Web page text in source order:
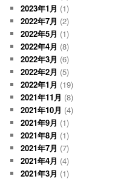
2023年1月 (1)
2022年7月 (2)
2022年5月 (1)
2022年4月 (8)
2022年3月 (6)
2022年2月 (5)
2022年1月 (19)
2021年11月 (8)
2021年10月 (4)
2021年9月 (1)
2021年8月 (1)
2021年7月 (7)
2021年4月 (4)
2021年3月 (1)